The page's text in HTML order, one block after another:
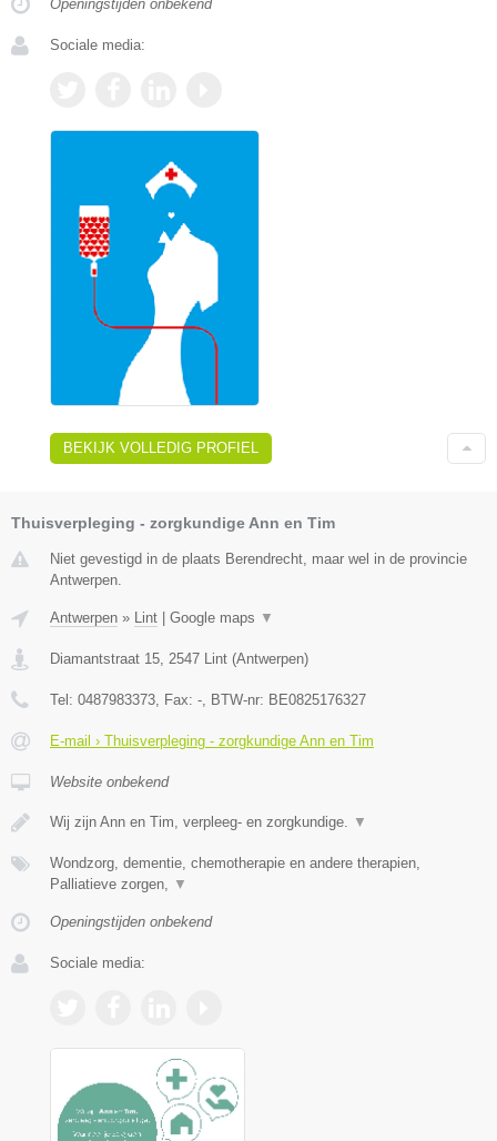
Openingstijden onbekend
Sociale media:
BEKIJK VOLLEDIG PROFIEL
Thuisverpleging - zorgkundige Ann en Tim
Niet gevestigd in de plaats Berendrecht, maar wel in de provincie
Antwerpen.
Antwerpen » Lint Google maps ▼
Diamantstraat 15, 2547 Lint (Antwerpen)
Tel: 0487983373, Fax: -, BTW-nr: BE0825176327
E-mail › Thuisverpleging - zorgkundige Ann en Tim
Website onbekend
Wij zijn Ann en Tim, verpleeg- en zorgkundige. ▼
Wondzorg, dementie, chemotherapie en andere therapien,
Palliatieve zorgen, ▼
Openingstijden onbekend
Sociale media: